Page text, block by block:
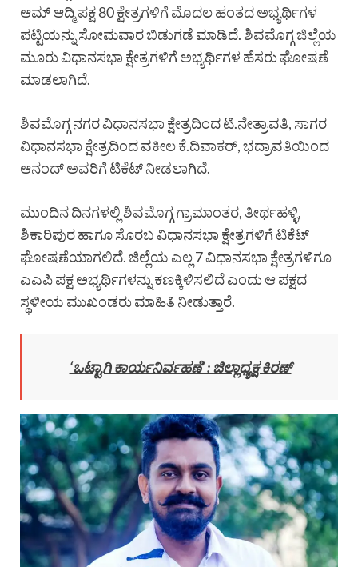
ಆಮ್ ಆದ್ಮಿ ಪಕ್ಷ 80 ಕ್ಷೇತ್ರಗಳಿಗೆ ಮೊದಲ ಹಂತದ ಅಭ್ಯರ್ಥಿಗಳ
ಪಟ್ಟಿಯನ್ನು ಸೋಮವಾರ ಬಿಡುಗಡೆ ಮಾಡಿದೆ. ಶಿವಮೊಗ್ಗ ಜಿಲ್ಲೆಯ
ಮೂರು ವಿಧಾನಸಭಾ ಕ್ಷೇತ್ರಗಳಿಗೆ ಅಭ್ಯರ್ಥಿಗಳ ಹೆಸರು ಘೋಷಣೆ
ಮಾಡಲಾಗಿದೆ.
ಶಿವಮೊಗ್ಗ ನಗರ ವಿಧಾನಸಭಾ ಕ್ಷೇತ್ರದಿಂದ ಟಿ.ನೇತ್ರಾವತಿ, ಸಾಗರ
ವಿಧಾನಸಭಾ ಕ್ಷೇತ್ರದಿಂದ ವಕೀಲ ಕೆ.ದಿವಾಕರ್, ಭದ್ರಾವತಿಯಿಂದ
ಆನಂದ್ ಅವರಿಗೆ ಟಿಕೆಟ್ ನೀಡಲಾಗಿದೆ.
ಮುಂದಿನ ದಿನಗಳಲ್ಲಿ ಶಿವಮೊಗ್ಗ ಗ್ರಾಮಾಂತರ, ತೀರ್ಥಹಳ್ಳಿ,
ಶಿಕಾರಿಪುರ ಹಾಗೂ ಸೊರಬ ವಿಧಾನಸಭಾ ಕ್ಷೇತ್ರಗಳಿಗೆ ಟಿಕೆಟ್
ಘೋಷಣೆಯಾಗಲಿದೆ. ಜಿಲ್ಲೆಯ ಎಲ್ಲ 7 ವಿಧಾನಸಭಾ ಕ್ಷೇತ್ರಗಳಿಗೂ
ಎಎಪಿ ಪಕ್ಷ ಅಭ್ಯರ್ಥಿಗಳನ್ನು ಕಣಕ್ಕಿಳಿಸಲಿದೆ ಎಂದು ಆ ಪಕ್ಷದ
ಸ್ಥಳೀಯ ಮುಖಂಡರು ಮಾಹಿತಿ ನೀಡುತ್ತಾರೆ.
‘ಒಟ್ಟಾಗಿ ಕಾರ್ಯನಿರ್ವಹಣೆ’ : ಜಿಲ್ಲಾಧ್ಯಕ್ಷ ಕಿರಣ್